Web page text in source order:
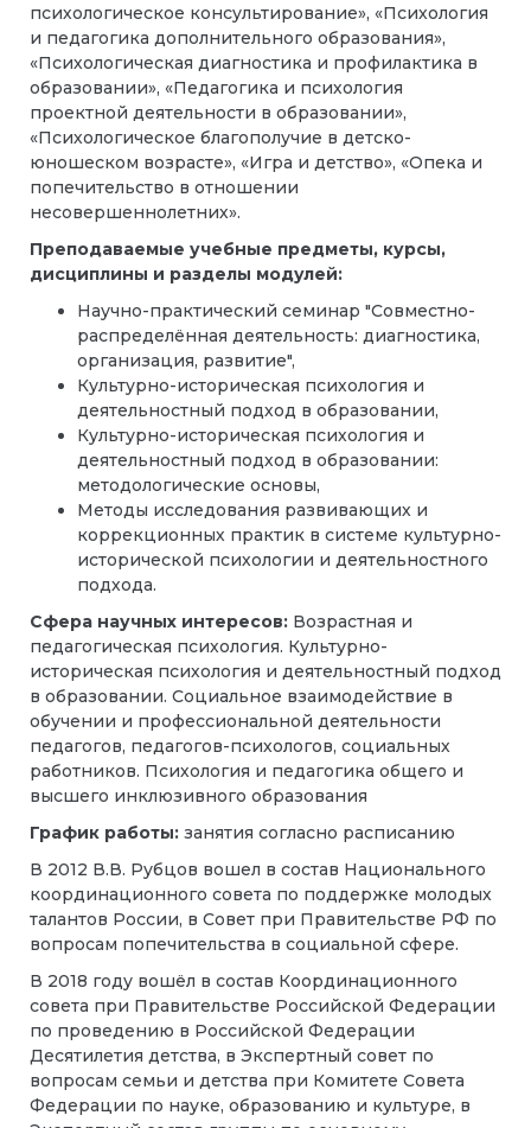
психологическое консультирование», «Психология
и педагогика дополнительного образования»,
«Психологическая диагностика и профилактика в
образовании», «Педагогика и психология
проектной деятельности в образовании»,
«Психологическое благополучие в детско-
юношеском возрасте», «Игра и детство», «Опека и
попечительство в отношении
несовершеннолетних».
Преподаваемые учебные предметы, курсы,
дисциплины и разделы модулей:
Научно-практический семинар "Совместно-
распределённая деятельность: диагностика,
организация, развитие",
Культурно-историческая психология и
деятельностный подход в образовании,
Культурно-историческая психология и
деятельностный подход в образовании:
методологические основы,
Методы исследования развивающих и
коррекционных практик в системе культурно-
исторической психологии и деятельностного
подхода.
Сфера научных интересов: Возрастная и
педагогическая психология. Культурно-
историческая психология и деятельностный подход
в образовании. Социальное взаимодействие в
обучении и профессиональной деятельности
педагогов, педагогов-психологов, социальных
работников. Психология и педагогика общего и
высшего инклюзивного образования
График работы: занятия согласно расписанию
В 2012 В.В. Рубцов вошел в состав Национального
координационного совета по поддержке молодых
талантов России, в Совет при Правительстве РФ по
вопросам попечительства в социальной сфере.
В 2018 году вошёл в состав Координационного
совета при Правительстве Российской Федерации
по проведению в Российской Федерации
Десятилетия детства, в Экспертный совет по
вопросам семьи и детства при Комитете Совета
Федерации по науке, образованию и культуре, в